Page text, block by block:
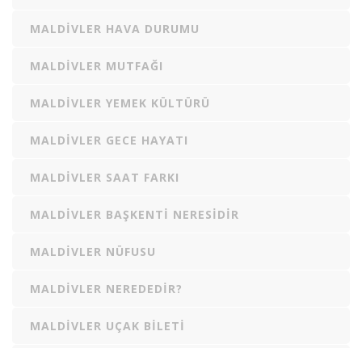
MALDIVLER HAVA DURUMU
MALDIVLER MUTFAĞI
MALDIVLER YEMEK KÜLTÜRÜ
MALDIVLER GECE HAYATI
MALDIVLER SAAT FARKI
MALDIVLER BAŞKENTI NERESIDIR
MALDIVLER NÜFUSU
MALDIVLER NEREDEDIR?
MALDIVLER UÇAK BILETI